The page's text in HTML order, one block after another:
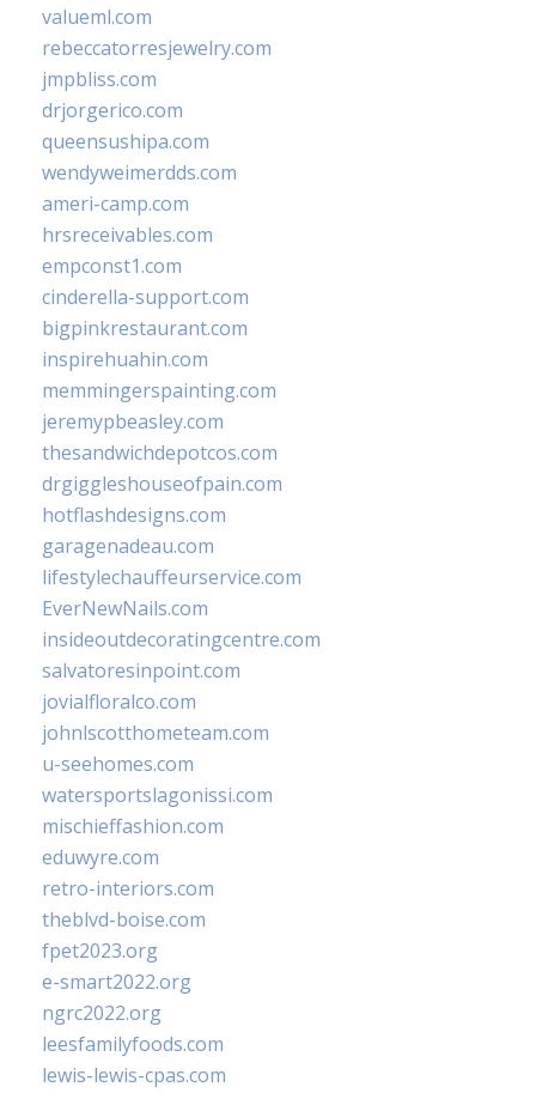
valueml.com
rebeccatorresjewelry.com
jmpbliss.com
drjorgerico.com
queensushipa.com
wendyweimerdds.com
ameri-camp.com
hrsreceivables.com
empconst1.com
cinderella-support.com
bigpinkrestaurant.com
inspirehuahin.com
memmingerspainting.com
jeremypbeasley.com
thesandwichdepotcos.com
drgiggleshouseofpain.com
hotflashdesigns.com
garagenadeau.com
lifestylechauffeurservice.com
EverNewNails.com
insideoutdecoratingcentre.com
salvatoresinpoint.com
jovialfloralco.com
johnlscotthometeam.com
u-seehomes.com
watersportslagonissi.com
mischieffashion.com
eduwyre.com
retro-interiors.com
theblvd-boise.com
fpet2023.org
e-smart2022.org
ngrc2022.org
leesfamilyfoods.com
lewis-lewis-cpas.com